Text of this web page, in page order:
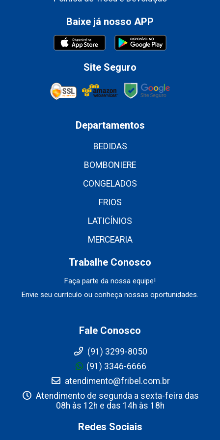
Baixe já nosso APP
Site Seguro
Departamentos
BEDIDAS
BOMBONIERE
CONGELADOS
FRIOS
LATICÍNIOS
MERCEARIA
Trabalhe Conosco
Faça parte da nossa equipe!
Envie seu currículo ou conheça nossas oportunidades.
Fale Conosco
(91) 3299-8050
(91) 3346-6666
atendimento@fribel.com.br
Atendimento de segunda a sexta-feira das
08h às 12h e das 14h às 18h
Redes Sociais